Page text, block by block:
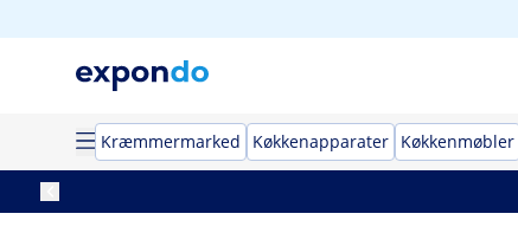
Kræmmermarked Køkkenapparater Køkkenmøbler